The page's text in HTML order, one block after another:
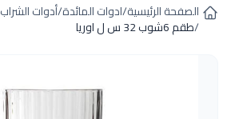
الصفحة الرئيسية/ادوات المائدة/أدوات الشراب
/طقم 6شوب 32 س ل اوريا